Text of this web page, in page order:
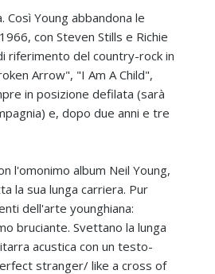
Young abbandona le
con Steven Stills e Richie
riferimento del country-rock in
Arrow", "I Am A Child",
in posizione defilata (sarà
e, dopo due anni e tre
l'omonimo album Neil Young,
la sua lunga carriera. Pur
dell'arte younghiana:
bruciante. Svettano la lunga
acustica con un testo-
stranger/ like a cross of